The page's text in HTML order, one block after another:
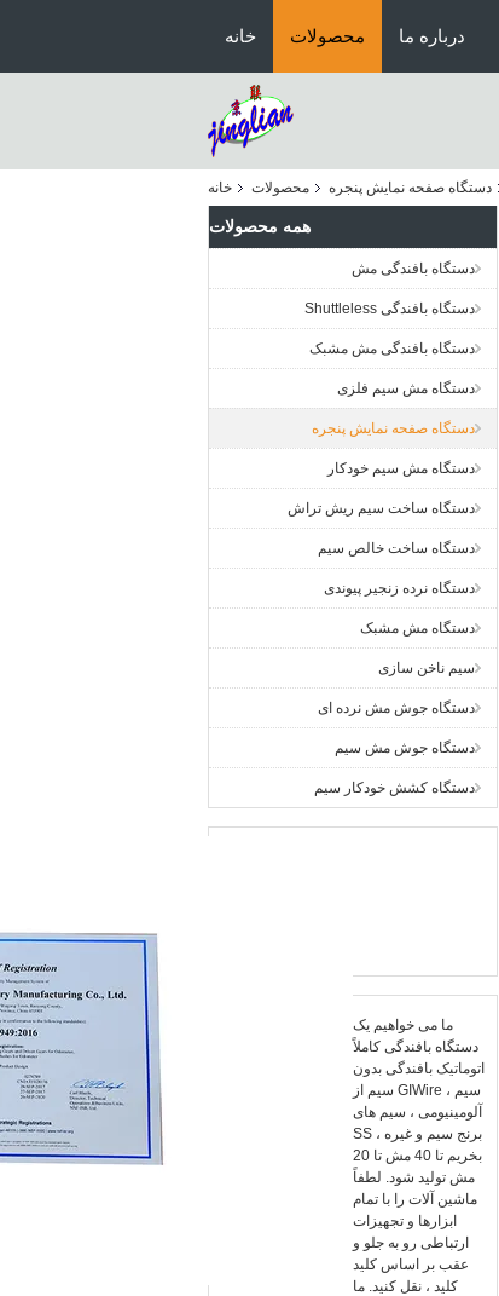
خانه محصولات درباره ما
خانه محصولات دستگاه صفحه نمایش پنجره
همه محصولات
دستگاه بافندگی مش
دستگاه بافندگی Shuttleless
دستگاه بافندگی مش مشبک
دستگاه مش سیم فلزی
دستگاه صفحه نمایش پنجره
دستگاه مش سیم خودکار
دستگاه ساخت سیم ریش تراش
دستگاه ساخت خالص سیم
دستگاه نرده زنجیر پیوندی
دستگاه مش مشبک
سیم ناخن سازی
دستگاه جوش مش نرده ای
دستگاه جوش مش سیم
دستگاه کشش خودکار سیم
ما می خواهیم یک
دستگاه بافندگی کاملاً
اتوماتیک بافندگی بدون
سیم از GIWire ، سیم
آلومینیومی ، سیم های
SS ، برنج سیم و غیره
بخریم تا 40 مش تا 20
مش تولید شود. لطفاً
ماشین آلات را با تمام
ابزارها و تجهیزات
ارتباطی رو به جلو و
عقب بر اساس کلید
کلید ، نقل کنید. ما